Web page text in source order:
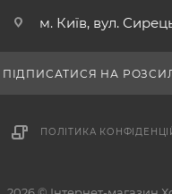
м. Київ, вул.
ПІДПИСАТИСЯ НА
ПОЛІТИКА